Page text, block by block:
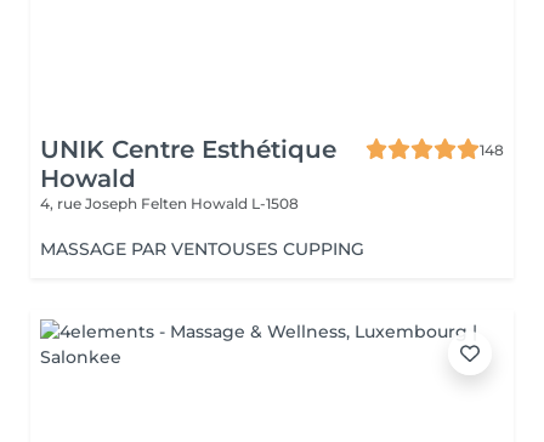
UNIK Centre Esthétique
Howald
148
4, rue Joseph Felten Howald L-1508
MASSAGE PAR VENTOUSES CUPPING